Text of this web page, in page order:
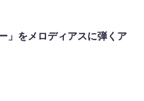
」をメロディアスに弾くア